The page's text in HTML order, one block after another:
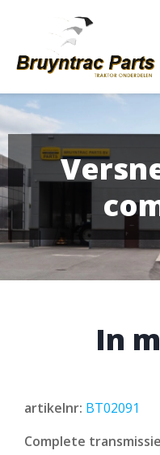
In
artikelnr: BT02091
Complete